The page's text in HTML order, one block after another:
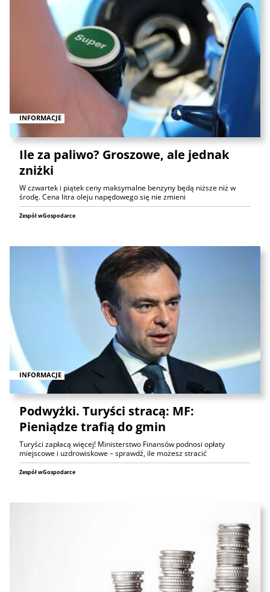
INFORMACJE
Ile za paliwo? Groszowe, ale jednak
zniżki
W czwartek i piątek ceny maksymalne benzyny będą niższe niż w
środę. Cena litra oleju napędowego się nie zmieni
Zespół wGospodarce
INFORMACJE
Podwyżki. Turyści stracą: MF:
Pieniądze trafią do gmin
Turyści zapłacą więcej! Ministerstwo Finansów podnosi opłaty
miejscowe i uzdrowiskowe – sprawdź, ile możesz stracić
Zespół wGospodarce